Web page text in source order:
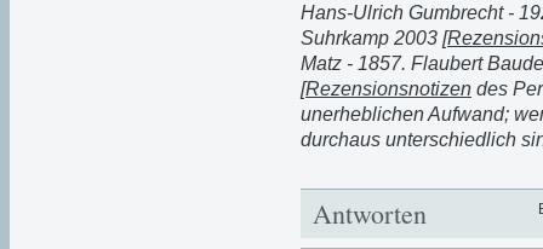
Hans-Ulrich Gumbrecht -
Suhrkamp 2003 [
Matz - 1857. Flaubert
[Rezensionsnotizen des
unerheblichen Aufwand;
durchaus unterschiedlich
Antworten